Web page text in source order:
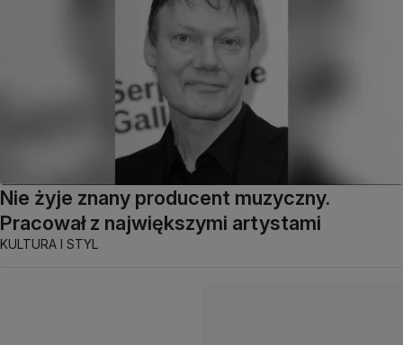
Nie żyje znany producent muzyczny.
Pracował z największymi artystami
KULTURA I STYL